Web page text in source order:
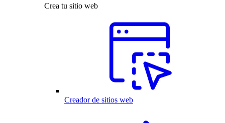
Crea tu sitio web
Creador de sitios web